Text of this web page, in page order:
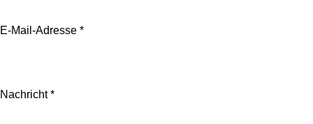
E-Mail-Adresse *
Nachricht *